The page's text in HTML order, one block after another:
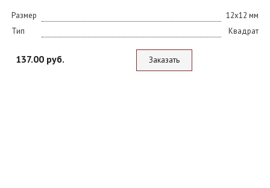
Размер
12х12 мм
Тип
Квадрат
137.00 руб. Заказать